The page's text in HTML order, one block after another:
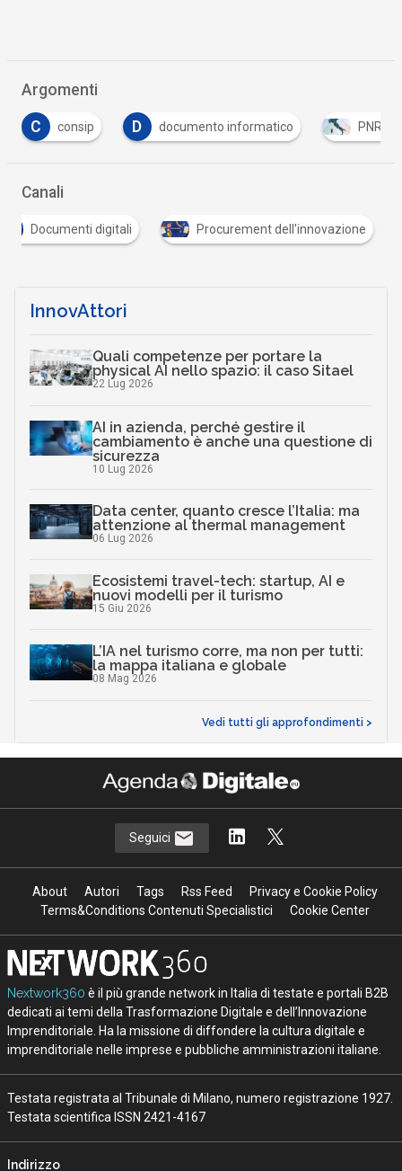
Argomenti
D documento informatico PNRR Tutto
Canali
Documenti digitali Procurement dell'innovazione
InnovAttori
Quali competenze per portare la
physical AI nello spazio: il caso Sitael
22 Lug 2026
AI in azienda, perché gestire il
cambiamento è anche una questione di
sicurezza
10 Lug 2026
Data center, quanto cresce l’Italia: ma
attenzione al thermal management
06 Lug 2026
Ecosistemi travel-tech: startup, AI e
nuovi modelli per il turismo
15 Giu 2026
L’IA nel turismo corre, ma non per tutti:
la mappa italiana e globale
08 Mag 2026
Vedi tutti gli approfondimenti >
Seguici
About Autori Tags Rss Feed
Privacy e Cookie Policy
Terms&Conditions Contenuti Specialistici
Cookie Center
Nextwork360 è il più grande network in Italia di testate e portali B2B
dedicati ai temi della Trasformazione Digitale e dell’Innovazione
Imprenditoriale. Ha la missione di diffondere la cultura digitale e
imprenditoriale nelle imprese e pubbliche amministrazioni italiane.
Testata registrata al Tribunale di Milano, numero registrazione 1927.
Testata scientifica ISSN 2421-4167
Indirizzo